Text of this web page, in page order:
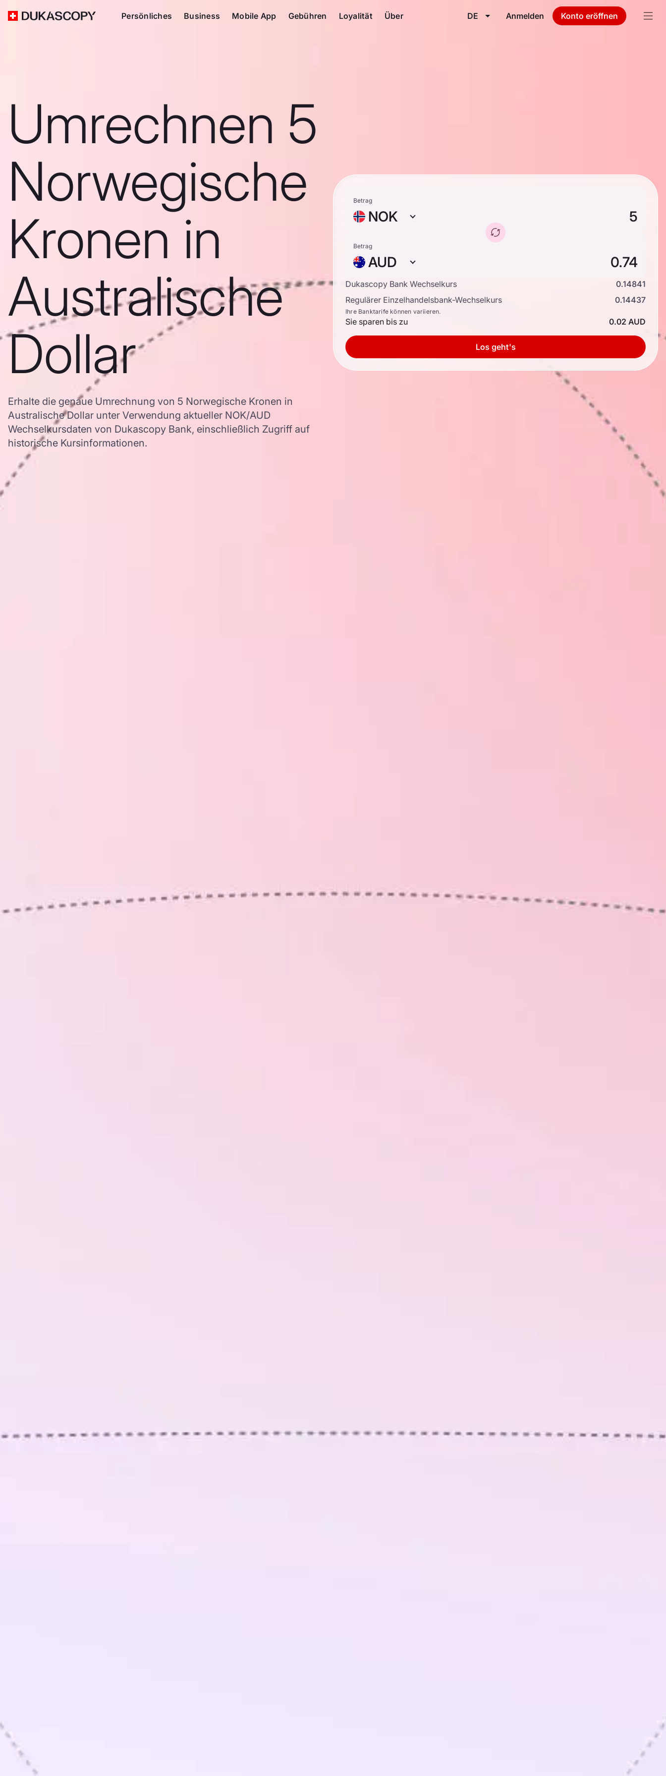
Persönliches Business Mobile App Gebühren Loyalität Über DE Anmelden Konto eröffnen
Umrechnen 5
Norwegische
Kronen in
Australische
Dollar
Erhalte die genaue Umrechnung von 5 Norwegische Kronen in
Australische Dollar unter Verwendung aktueller NOK/AUD
Wechselkursdaten von Dukascopy Bank, einschließlich Zugriff auf
historische Kursinformationen.
Betrag
NOK
Betrag
AUD
Dukascopy Bank Wechselkurs
0.14841
Regulärer Einzelhandelsbank-Wechselkurs
0.14437
Ihre Banktarife können variieren.
Sie sparen bis zu 0.02 AUD
Los geht's